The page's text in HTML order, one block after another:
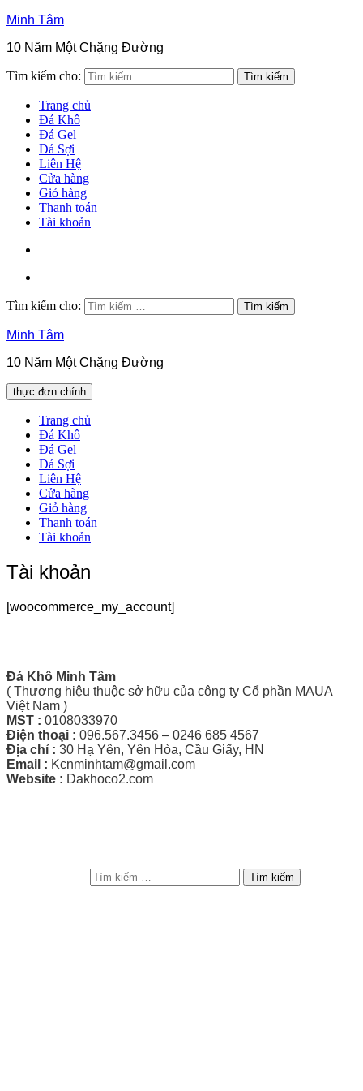
Minh Tâm
10 Năm Một Chặng Đường
Tìm kiếm cho:
Trang chủ
Đá Khô
Đá Gel
Đá Sợi
Liên Hệ
Cửa hàng
Giỏ hàng
Thanh toán
Tài khoản
Tìm kiếm cho:
Minh Tâm
10 Năm Một Chặng Đường
thực đơn chính
Trang chủ
Đá Khô
Đá Gel
Đá Sợi
Liên Hệ
Cửa hàng
Giỏ hàng
Thanh toán
Tài khoản
Tài khoản
[woocommerce_my_account]
Đá Khô Minh Tâm
( Thương hiệu thuộc sở hữu của công ty Cổ phần MAUA
Việt Nam )
MST : 0108033970
Điện thoại : 096.567.3456 – 0246 685 4567
Địa chỉ : 30 Hạ Yên, Yên Hòa, Cầu Giấy, HN
Email : Kcnminhtam@gmail.com
Website : Dakhoco2.com